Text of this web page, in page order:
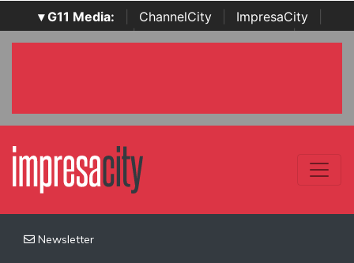
▾ G11 Media: ChannelCity ImpresaCity
SecurityOpenLab | Italian Channel Awards | Italian
Newsletter